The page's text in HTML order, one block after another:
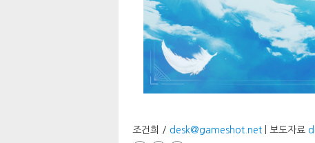
조건희 / desk@gameshot.net | 보도자료